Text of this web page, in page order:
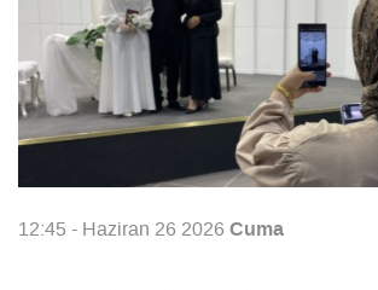
12:45 - Haziran 26 2026 Cuma